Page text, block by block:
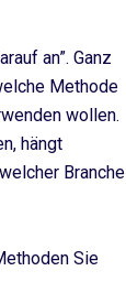
an”. Ganz
Methode
wollen.
hängt
Branche
Sie